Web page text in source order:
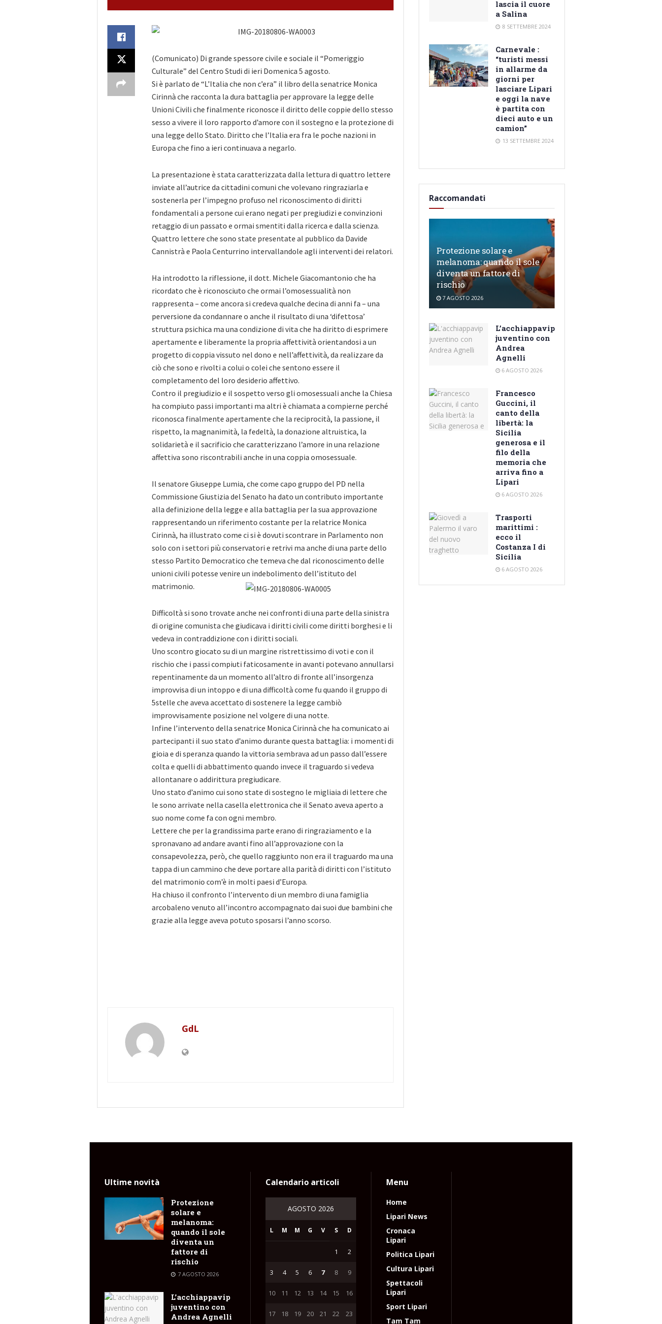
(Comunicato) Di grande spessore civile e sociale il “Pomeriggio
Culturale” del Centro Studi di ieri Domenica 5 agosto.
Si è parlato de “L’Italia che non c’era” il libro della senatrice Monica
Cirinnà che racconta la dura battaglia per approvare la legge delle
Unioni Civili che finalmente riconosce il diritto delle coppie dello stesso
sesso a vivere il loro rapporto d’amore con il sostegno e la protezione di
una legge dello Stato. Diritto che l’Italia era fra le poche nazioni in
Europa che fino a ieri continuava a negarlo.
La presentazione è stata caratterizzata dalla lettura di quattro lettere
inviate all’autrice da cittadini comuni che volevano ringraziarla e
sostenerla per l’impegno profuso nel riconoscimento di diritti
fondamentali a persone cui erano negati per pregiudizi e convinzioni
retaggio di un passato e ormai smentiti dalla ricerca e dalla scienza.
Quattro lettere che sono state presentate al pubblico da Davide
Cannistrà e Paola Centurrino intervallandole agli interventi dei relatori.
Ha introdotto la riflessione, il dott. Michele Giacomantonio che ha
ricordato che è riconosciuto che ormai l’omosessualità non
rappresenta – come ancora si credeva qualche decina di anni fa – una
perversione da condannare o anche il risultato di una ‘difettosa’
struttura psichica ma una condizione di vita che ha diritto di esprimere
apertamente e liberamente la propria affettività orientandosi a un
progetto di coppia vissuto nel dono e nell’affettività, da realizzare da
ciò che sono e rivolti a colui o colei che sentono essere il
completamento del loro desiderio affettivo.
Contro il pregiudizio e il sospetto verso gli omosessuali anche la Chiesa
ha compiuto passi importanti ma altri è chiamata a compierne perché
riconosca finalmente apertamente che la reciprocità, la passione, il
rispetto, la magnanimità, la fedeltà, la donazione altruistica, la
solidarietà e il sacrificio che caratterizzano l’amore in una relazione
affettiva sono riscontrabili anche in una coppia omosessuale.
Il senatore Giuseppe Lumia, che come capo gruppo del PD nella
Commissione Giustizia del Senato ha dato un contributo importante
alla definizione della legge e alla battaglia per la sua approvazione
rappresentando un riferimento costante per la relatrice Monica
Cirinnà, ha illustrato come ci si è dovuti scontrare in Parlamento non
solo con i settori più conservatori e retrivi ma anche di una parte dello
stesso Partito Democratico che temeva che dal riconoscimento delle
unioni civili potesse venire un indebolimento dell’istituto del
matrimonio.
Difficoltà si sono trovate anche nei confronti di una parte della sinistra
di origine comunista che giudicava i diritti civili come diritti borghesi e li
vedeva in contraddizione con i diritti sociali.
Uno scontro giocato su di un margine ristrettissimo di voti e con il
rischio che i passi compiuti faticosamente in avanti potevano annullarsi
repentinamente da un momento all’altro di fronte all’insorgenza
improvvisa di un intoppo e di una difficoltà come fu quando il gruppo di
5stelle che aveva accettato di sostenere la legge cambiò
improvvisamente posizione nel volgere di una notte.
Infine l’intervento della senatrice Monica Cirinnà che ha comunicato ai
partecipanti il suo stato d’animo durante questa battaglia: i momenti di
gioia e di speranza quando la vittoria sembrava ad un passo dall’essere
colta e quelli di abbattimento quando invece il traguardo si vedeva
allontanare o addirittura pregiudicare.
Uno stato d’animo cui sono state di sostegno le migliaia di lettere che
le sono arrivate nella casella elettronica che il Senato aveva aperto a
suo nome come fa con ogni membro.
Lettere che per la grandissima parte erano di ringraziamento e la
spronavano ad andare avanti fino all’approvazione con la
consapevolezza, però, che quello raggiunto non era il traguardo ma una
tappa di un cammino che deve portare alla parità di diritti con l’istituto
del matrimonio com’è in molti paesi d’Europa.
Ha chiuso il confronto l’intervento di un membro di una famiglia
arcobaleno venuto all’incontro accompagnato dai suoi due bambini che
grazie alla legge aveva potuto sposarsi l’anno scorso.
GdL
lascia il cuore
a Salina
8 SETTEMBRE 2024
Carnevale :
“turisti messi
in allarme da
giorni per
lasciare Lipari
e oggi la nave
è partita con
dieci auto e un
camion”
13 SETTEMBRE 2024
Raccomandati
Protezione solare e
melanoma: quando il sole
diventa un fattore di
rischio
7 AGOSTO 2026
L’acchiappavip
juventino con
Andrea
Agnelli
6 AGOSTO 2026
Francesco
Guccini, il
canto della
libertà: la
Sicilia
generosa e il
filo della
memoria che
arriva fino a
Lipari
6 AGOSTO 2026
Trasporti
marittimi :
ecco il
Costanza I di
Sicilia
6 AGOSTO 2026
Ultime novità
Protezione
solare e
melanoma:
quando il sole
diventa un
fattore di
rischio
7 AGOSTO 2026
L’acchiappavip
juventino con
Andrea Agnelli
Calendario articoli
AGOSTO 2026
L M M G V S D
1 2
3 4 5 6 7 8 9
10 11 12 13 14 15 16
17 18 19 20 21 22 23
Menu
Home
Lipari News
Cronaca
Lipari
Politica Lipari
Cultura Lipari
Spettacoli
Lipari
Sport Lipari
Tam Tam